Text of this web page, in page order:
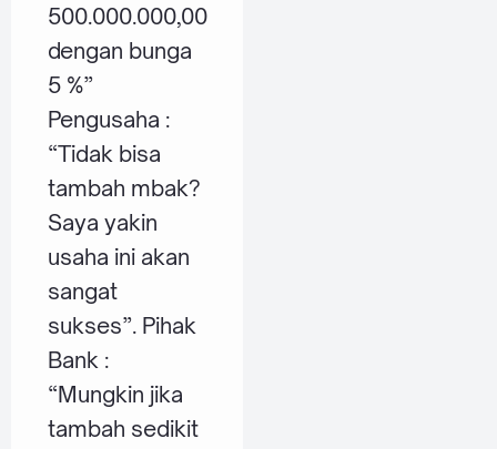
500.000.000,00
dengan bunga
5 %”
Pengusaha :
“Tidak bisa
tambah mbak?
Saya yakin
usaha ini akan
sangat
sukses”. Pihak
Bank :
“Mungkin jika
tambah sedikit